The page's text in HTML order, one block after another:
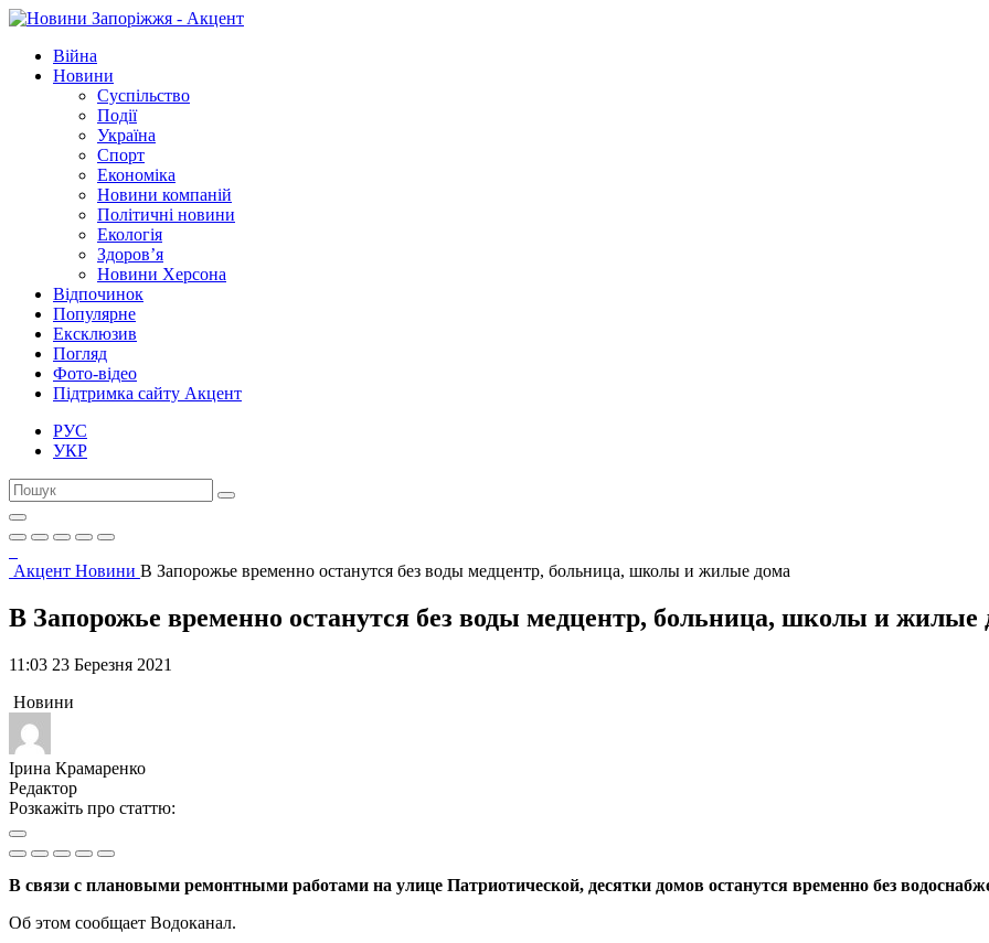
Війна
Новини
Суспільство
Події
Україна
Спорт
Економіка
Новини компаній
Політичні новини
Екологія
Здоров’я
Новини Херсона
Відпочинок
Популярне
Ексклюзив
Погляд
Фото-відео
Підтримка сайту Акцент
РУС
УКР
Акцент Новини В Запорожье временно останутся без воды медцентр, больница, школы и жилые дома
В Запорожье временно останутся без воды медцентр, больница, школы и жилые
11:03 23 Березня 2021
Новини
Ірина Крамаренко
Редактор
Розкажіть про статтю:
В связи с плановыми ремонтными работами на улице Патриотической, десятки домов останутся временно без
Об этом сообщает Водоканал.